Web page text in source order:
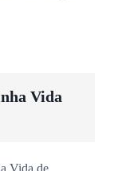
Vida
Vida de